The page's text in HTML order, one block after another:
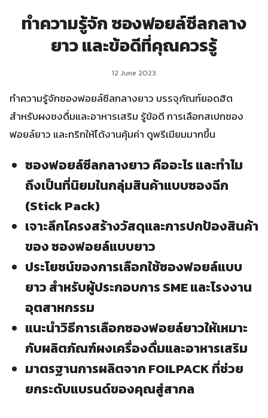
ทำความรู้จัก ซองฟอยล์ซีลกลาง
ยาว และข้อดีที่คุณควรรู้
12 June 2023
ทำความรู้จักซองฟอยล์ซีลกลางยาว บรรจุภัณฑ์ยอดฮิต
สำหรับผงชงดื่มและอาหารเสริม รู้ข้อดี การเลือกสเปกซอง
ฟอยล์ยาว และทริกให้ได้งานคุ้มค่า ดูพรีเมียมมากขึ้น
ซองฟอยล์ซีลกลางยาว คืออะไร และทำไม
ถึงเป็นที่นิยมในกลุ่มสินค้าแบบซองฉีก
(Stick Pack)
เจาะลึกโครงสร้างวัสดุและการปกป้องสินค้า
ของ ซองฟอยล์แบบยาว
ประโยชน์ของการเลือกใช้ซองฟอยล์แบบ
ยาว สำหรับผู้ประกอบการ SME และโรงงาน
อุตสาหกรรม
แนะนำวิธีการเลือกซองฟอยล์ยาวให้เหมาะ
กับผลิตภัณฑ์ผงเครื่องดื่มและอาหารเสริม
มาตรฐานการผลิตจาก FOILPACK ที่ช่วย
ยกระดับแบรนด์ของคุณสู่สากล